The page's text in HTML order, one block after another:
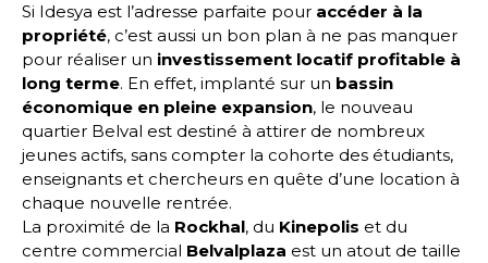
Si Idesya est l’adresse parfaite pour accéder à la
propriété, c’est aussi un bon plan à ne pas manquer
pour réaliser un investissement locatif profitable à
long terme. En effet, implanté sur un bassin
économique en pleine expansion, le nouveau
quartier Belval est destiné à attirer de nombreux
jeunes actifs, sans compter la cohorte des étudiants,
enseignants et chercheurs en quête d’une location à
chaque nouvelle rentrée.
La proximité de la Rockhal, du Kinepolis et du
centre commercial Belvalplaza est un atout de taille